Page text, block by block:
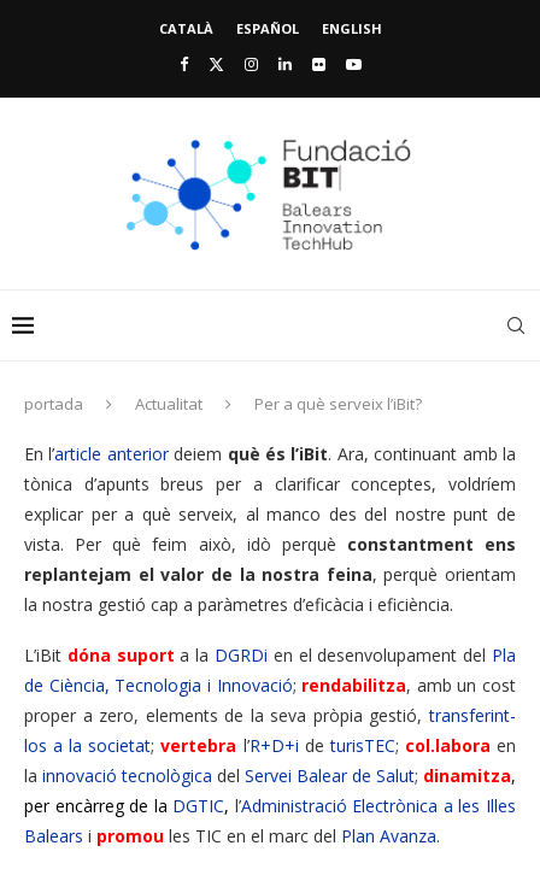
CATALÀ ESPAÑOL ENGLISH
portada Actualitat Per a què serveix l’iBit?
En l’article anteriordeiem què és l’iBit. Ara, continuant amb la
tònica d’apunts breus per a clarificar conceptes, voldríem
explicar per a què serveix, al manco des del nostre punt de
vista. Per què feim això, idò perquè constantment ens
replantejam el valor de la nostra feina, perquè orientam
la nostra gestió cap a paràmetres d’eficàcia i eficiència.
L’iBit dóna suport a la DGRDi en el desenvolupament del Pla
de Ciència, Tecnologia i Innovació; rendabilitza, amb un cost
proper a zero, elements de la seva pròpia gestió,transferint-
los a la societat;vertebra l’R+D+i deturisTEC; col.labora en
la innovació tecnològica del Servei Balear de Salut; dinamitza,
per encàrreg de la DGTIC, l’Administració Electrònica a les Illes
Balears i promou les TIC en el marc del Plan Avanza.